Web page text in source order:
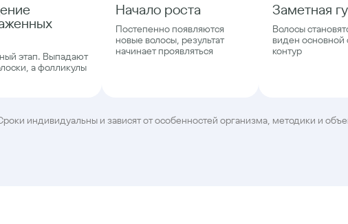
этап. Выпадают
а фолликулы
Начало роста
Постепенно появляются
новые волосы, результат
начинает проявляться
Заметная
Волосы
виден основной
контур
индивидуальны и зависят от особенностей организма, методики и